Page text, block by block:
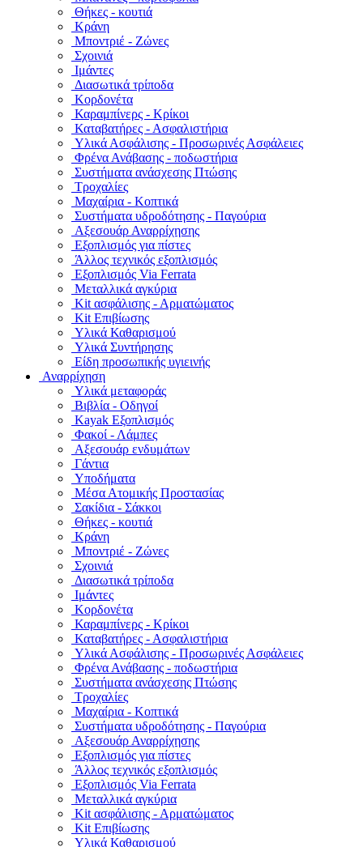
Θήκες - κουτιά
Κράνη
Μποντριέ - Ζώνες
Σχοινιά
Ιμάντες
Διασωτικά τρίποδα
Κορδονέτα
Καραμπίνερς - Κρίκοι
Καταβατήρες - Ασφαλιστήρια
Υλικά Ασφάλισης - Προσωρινές Ασφάλειες
Φρένα Ανάβασης - ποδωστήρια
Συστήματα ανάσχεσης Πτώσης
Τροχαλίες
Μαχαίρια - Κοπτικά
Συστήματα υδροδότησης - Παγούρια
Αξεσουάρ Αναρρίχησης
Εξοπλισμός για πίστες
Άλλος τεχνικός εξοπλισμός
Εξοπλισμός Via Ferrata
Μεταλλικά αγκύρια
Kit ασφάλισης - Αρματώματος
Kit Επιβίωσης
Υλικά Καθαρισμού
Υλικά Συντήρησης
Είδη προσωπικής υγιεινής
Αναρρίχηση
Υλικά μεταφοράς
Βιβλία - Οδηγοί
Kayak Εξοπλισμός
Φακοί - Λάμπες
Αξεσουάρ ενδυμάτων
Γάντια
Υποδήματα
Μέσα Ατομικής Προστασίας
Σακίδια - Σάκκοι
Θήκες - κουτιά
Κράνη
Μποντριέ - Ζώνες
Σχοινιά
Διασωτικά τρίποδα
Ιμάντες
Κορδονέτα
Καραμπίνερς - Κρίκοι
Καταβατήρες - Ασφαλιστήρια
Υλικά Ασφάλισης - Προσωρινές Ασφάλειες
Φρένα Ανάβασης - ποδωστήρια
Συστήματα ανάσχεσης Πτώσης
Τροχαλίες
Μαχαίρια - Κοπτικά
Συστήματα υδροδότησης - Παγούρια
Αξεσουάρ Αναρρίχησης
Εξοπλισμός για πίστες
Άλλος τεχνικός εξοπλισμός
Εξοπλισμός Via Ferrata
Μεταλλικά αγκύρια
Kit ασφάλισης - Αρματώματος
Kit Επιβίωσης
Υλικά Καθαρισμού